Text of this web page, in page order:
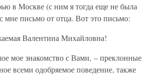
в Москве (с ним я тогда еще не была
мне письмо от отца. Вот это письмо:
Валентина Михайловна!
мое знакомство с Вами, – преклонные
всеми одобряемое поведение, также